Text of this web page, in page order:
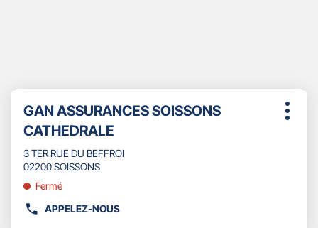
sur
touche
ENTRÉE
pour
plus
amples
Point
de
vente
:
GAN ASSURANCES SOISSONS
CATHEDRALE
3 TER RUE DU BEFFROI
02200 SOISSONS
Fermé
APPELEZ-NOUS
AFFICHER
Plus